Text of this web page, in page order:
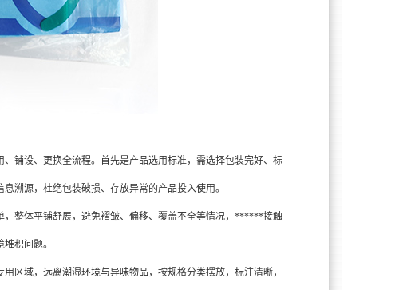
设、更换全流程。首先是产品选用标准，需选择包装完好、标
溯源，杜绝包装破损、存放异常的产品投入使用。
整体平铺舒展，避免褶皱、偏移、覆盖不全等情况，******接触
积问题。
域，远离潮湿环境与异味物品，按规格分类摆放，标注清晰，